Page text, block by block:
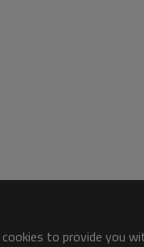
cookies to provide you